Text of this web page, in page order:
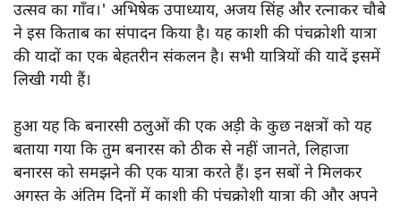
उत्सव का गाँव।' अभिषेक उपाध्याय, अजय सिंह और रत्नाकर चौबे
ने इस किताब का संपादन किया है। यह काशी की पंचक्रोशी यात्रा
की यादों का एक बेहतरीन संकलन है। सभी यात्रियों की यादें इसमें
लिखी गयी हैं।
हुआ यह कि बनारसी ठलुओं की एक अड़ी के कुछ नक्षत्रों को यह
बताया गया कि तुम बनारस को ठीक से नहीं जानते, लिहाजा
बनारस को समझने की एक यात्रा करते हैं। इन सबों ने मिलकर
अगस्त के अंतिम दिनों में काशी की पंचक्रोशी यात्रा की और अपने